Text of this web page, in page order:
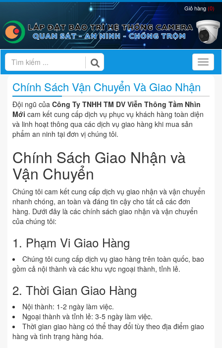
Giỏ hàng(0)
Chính Sách Vận Chuyển Và Giao Nhận
Đội ngũ của Công Ty TNHH TM DV Viễn Thông Tầm Nhìn
Mới cam kết cung cấp dịch vụ phục vụ khách hàng toàn diện
và linh hoạt thông qua các dịch vụ giao hàng khi mua sản
phẩm an ninh tại đơn vị chúng tôi.
Chính Sách Giao Nhận và
Vận Chuyển
Chúng tôi cam kết cung cấp dịch vụ giao nhận và vận chuyển
nhanh chóng, an toàn và đáng tin cậy cho tất cả các đơn
hàng. Dưới đây là các chính sách giao nhận và vận chuyển
của chúng tôi:
1. Phạm Vi Giao Hàng
Chúng tôi cung cấp dịch vụ giao hàng trên toàn quốc, bao
gồm cả nội thành và các khu vực ngoại thành, tỉnh lẻ.
2. Thời Gian Giao Hàng
Nội thành: 1-2 ngày làm việc.
Ngoại thành và tỉnh lẻ: 3-5 ngày làm việc.
Thời gian giao hàng có thể thay đổi tùy theo địa điểm giao
hàng và tình trạng hàng hóa.